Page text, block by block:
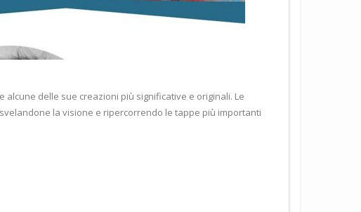
alcune delle sue creazioni più significative e originali. Le
la visione e ripercorrendo le tappe più importanti